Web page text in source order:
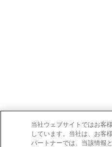
当社ウェブサイトではお客
しています。当社は、お客
パートナーでは、当該情報